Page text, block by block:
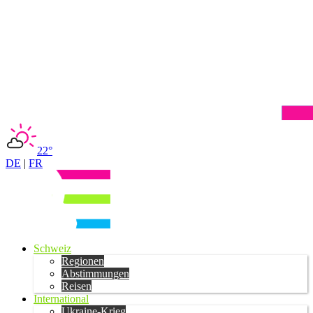
22°
DE | FR
Schweiz
Regionen
Abstimmungen
Reisen
International